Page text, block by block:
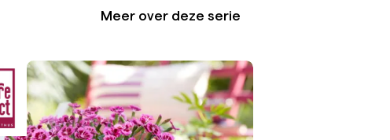
Meer over deze serie